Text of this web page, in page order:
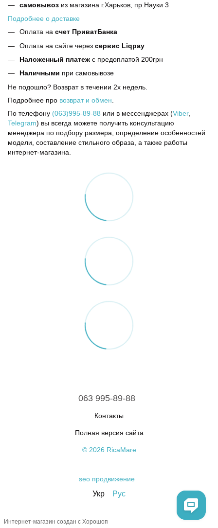
самовывоз из магазина г.Харьков, пр.Науки 3
Подробнее о доставке
Оплата на счет ПриватБанка
Оплата на сайте через сервис Liqpay
Наложенный платеж с предоплатой 200грн
Наличными при самовывозе
Не подошло? Возврат в течении 2х недель.
Подробнее про возврат и обмен
По телефону (063)995-89-88 или в мессенджерах (Viber,
Telegram) вы всегда можете получить консультацию
менеджера по подбору размера, определение особенностей
модели, составление стильного образа, а также работы
интернет-магазина.
063 995-89-88
Контакты
Полная версия сайта
© 2026 RicaMare
seo продвижение
Укр Рус
Интернет-магазин создан с Хорошоп